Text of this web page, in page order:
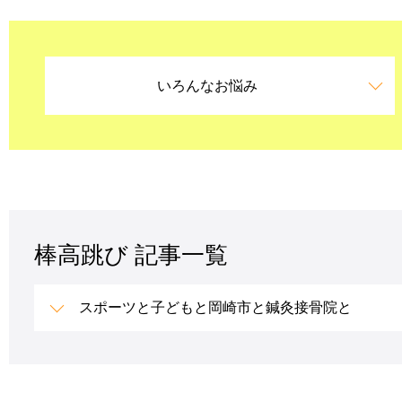
いろんなお悩み
棒高跳び 記事一覧
スポーツと子どもと岡崎市と鍼灸接骨院と